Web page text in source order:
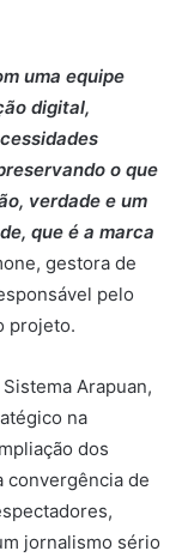
uma equipe
digital,
o que
verdade e um
que é a marca
gestora de
pelo
projeto.
Arapuan,
na
dos
convergência de
jornalismo sério